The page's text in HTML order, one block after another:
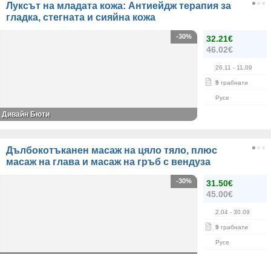
Луксът на младата кожа: Антиейдж терапия за
гладка, стегната и сияйна кожа
32.21€
46.02€
26.11 - 11.09
9 грабнати
Русе
-30%
Дивайн Бюти
Дълбокотъканен масаж на цяло тяло, плюс
масаж на глава и масаж на гръб с вендуза
31.50€
45.00€
2.04 - 30.09
9 грабнати
Русе
-30%